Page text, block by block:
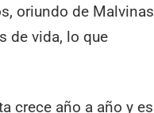
oriundo de Malvinas
de vida, lo que
crece año a año y es